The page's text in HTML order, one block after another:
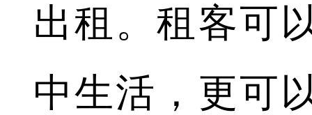
出租。租客可
中生活，更可